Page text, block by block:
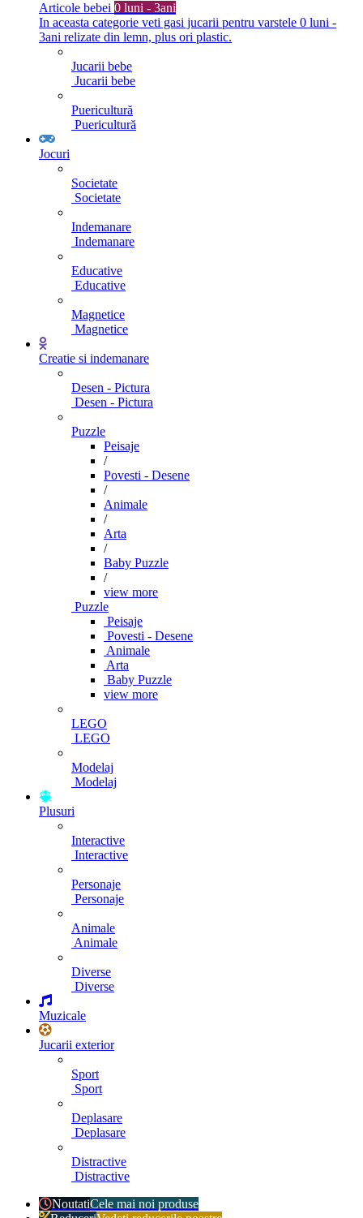
Articole bebei 0 luni - 3ani
In aceasta categorie veti gasi jucarii pentru varstele 0 luni -
3ani relizate din lemn, plus ori plastic.
Jucarii bebe
Jucarii bebe
Puericultură
Puericultură
Jocuri
Societate
Societate
Indemanare
Indemanare
Educative
Educative
Magnetice
Magnetice
Creatie si indemanare
Desen - Pictura
Desen - Pictura
Puzzle
Peisaje
/
Povesti - Desene
/
Animale
/
Arta
/
Baby Puzzle
/
view more
Puzzle
Peisaje
Povesti - Desene
Animale
Arta
Baby Puzzle
view more
LEGO
LEGO
Modelaj
Modelaj
Plusuri
Interactive
Interactive
Personaje
Personaje
Animale
Animale
Diverse
Diverse
Muzicale
Jucarii exterior
Sport
Sport
Deplasare
Deplasare
Distractive
Distractive
NoutatiCele mai noi produse